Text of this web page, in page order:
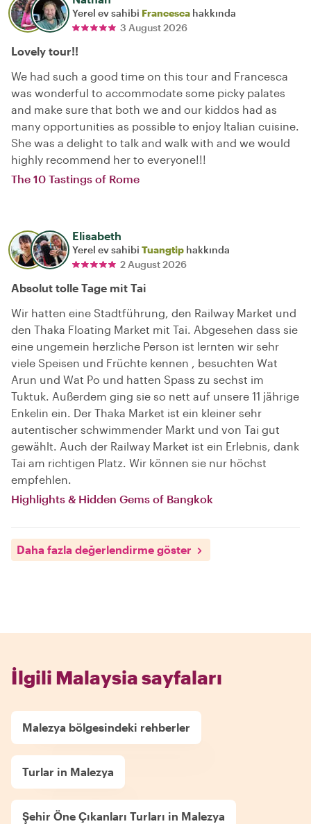
Yerel ev sahibi Francesca hakkında
3 August 2026
Lovely tour!!
We had such a good time on this tour and Francesca
was wonderful to accommodate some picky palates
and make sure that both we and our kiddos had as
many opportunities as possible to enjoy Italian cuisine.
She was a delight to talk and walk with and we would
highly recommend her to everyone!!!
The 10 Tastings of Rome
Elisabeth
Yerel ev sahibi Tuangtip hakkında
2 August 2026
Absolut tolle Tage mit Tai
Wir hatten eine Stadtführung, den Railway Market und
den Thaka Floating Market mit Tai. Abgesehen dass sie
eine ungemein herzliche Person ist lernten wir sehr
viele Speisen und Früchte kennen , besuchten Wat
Arun und Wat Po und hatten Spass zu sechst im
Tuktuk. Außerdem ging sie so nett auf unsere 11 jährige
Enkelin ein. Der Thaka Market ist ein kleiner sehr
autentischer schwimmender Markt und von Tai gut
gewählt. Auch der Railway Market ist ein Erlebnis, dank
Tai am richtigen Platz. Wir können sie nur höchst
empfehlen.
Highlights & Hidden Gems of Bangkok
Daha fazla değerlendirme göster
İlgili Malaysia sayfaları
Malezya bölgesindeki rehberler
Turlar in Malezya
Şehir Öne Çıkanları Turları in Malezya